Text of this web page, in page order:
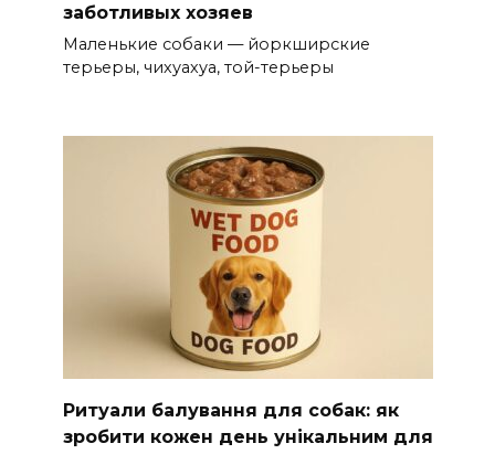
заботливых хозяев
Маленькие собаки — йоркширские
терьеры, чихуахуа, той-терьеры
Ритуали балування для собак: як
зробити кожен день унікальним для